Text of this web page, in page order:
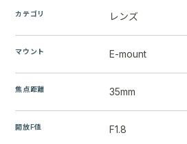
カテゴリ レンズ
マウント E-mount
焦点距離 35mm
開放F値 F1.8